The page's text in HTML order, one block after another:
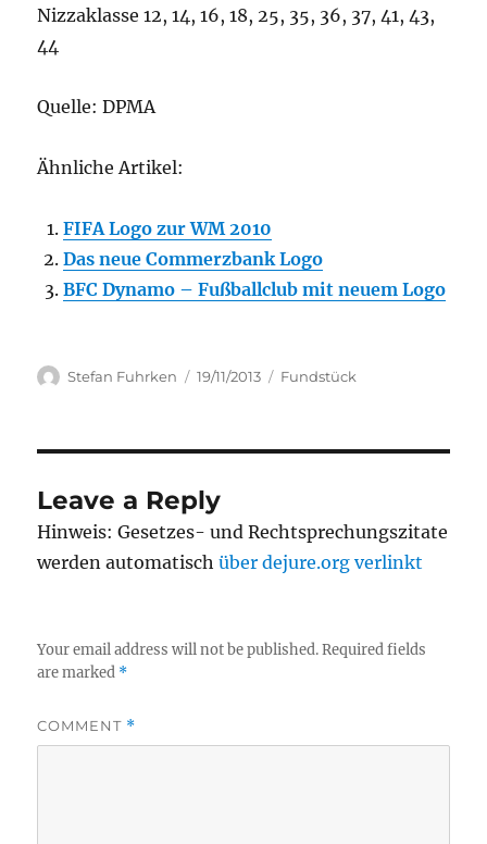
Nizzaklasse 12, 14, 16, 18, 25, 35, 36, 37, 41, 43,
44
Quelle: DPMA
Ähnliche Artikel:
FIFA Logo zur WM 2010
Das neue Commerzbank Logo
BFC Dynamo – Fußballclub mit neuem Logo
Author
Stefan Fuhrken
Posted
19/11/2013 Categories
Fundstück
Leave a Reply
Hinweis: Gesetzes- und Rechtsprechungszitate
werden automatischüber dejure.org verlinkt
Your email address will not be published. Required fields
are marked *
COMMENT *